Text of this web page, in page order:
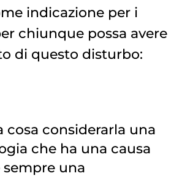
indicazione per i
chiunque possa avere
di questo disturbo:
cosa considerarla una
che ha una causa
sempre una